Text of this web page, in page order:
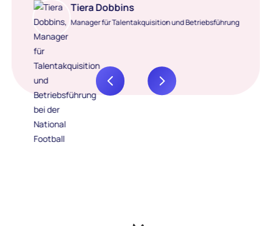
Tiera Dobbins
Manager für Talentakquisition und Betriebsführung